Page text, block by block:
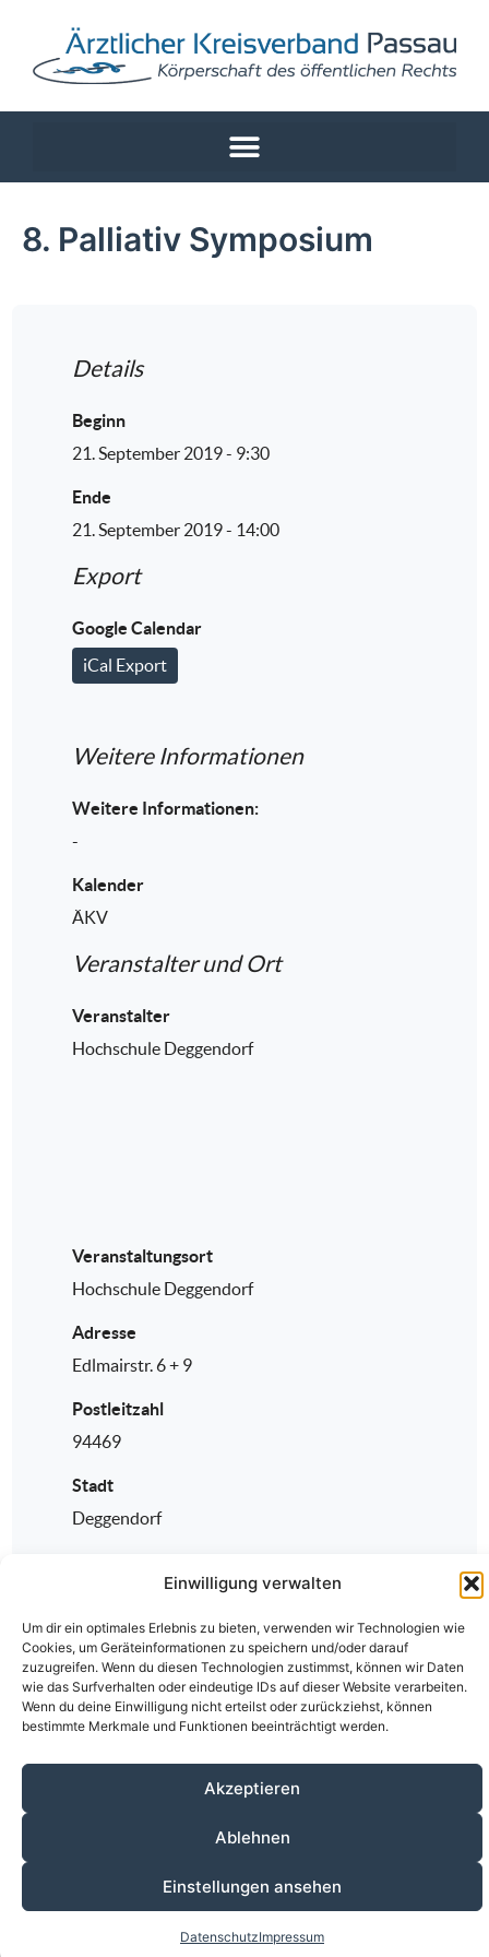
Einwilligung verwalten
Um dir ein optimales Erlebnis zu bieten, verwenden wir Technologien wie
Cookies, um Geräteinformationen zu speichern und/oder darauf
zuzugreifen. Wenn du diesen Technologien zustimmst, können wir Daten
wie das Surfverhalten oder eindeutige IDs auf dieser Website verarbeiten.
Wenn du deine Einwilligung nicht erteilst oder zurückziehst, können
bestimmte Merkmale und Funktionen beeinträchtigt werden.
Akzeptieren
Ablehnen
Einstellungen ansehen
DatenschutzImpressum
8. Palliativ Symposium
Details
Beginn
21. September 2019 - 9:30
Ende
21. September 2019 - 14:00
Export
Google Calendar
iCal Export
Weitere Informationen
Weitere Informationen:
-
Kalender
ÄKV
Veranstalter und Ort
Veranstalter
Hochschule Deggendorf
Veranstaltungsort
Hochschule Deggendorf
Adresse
Edlmairstr. 6 + 9
Postleitzahl
94469
Stadt
Deggendorf
Kontakt Datenschutz
alle Rechte vorbehalten.